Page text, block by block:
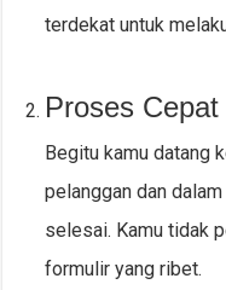
terdekat untuk
Proses
Begitu kamu datang
pelanggan dan
selesai. Kamu tidak
formulir yang ribet.